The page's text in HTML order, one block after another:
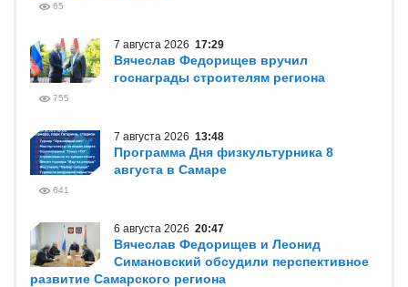
65
7 августа 2026 17:29
Вячеслав Федорищев вручил
госнаграды строителям региона
755
7 августа 2026 13:48
Программа Дня физкультурника 8
августа в Самаре
641
6 августа 2026 20:47
Вячеслав Федорищев и Леонид
Симановский обсудили перспективное
развитие Самарского региона